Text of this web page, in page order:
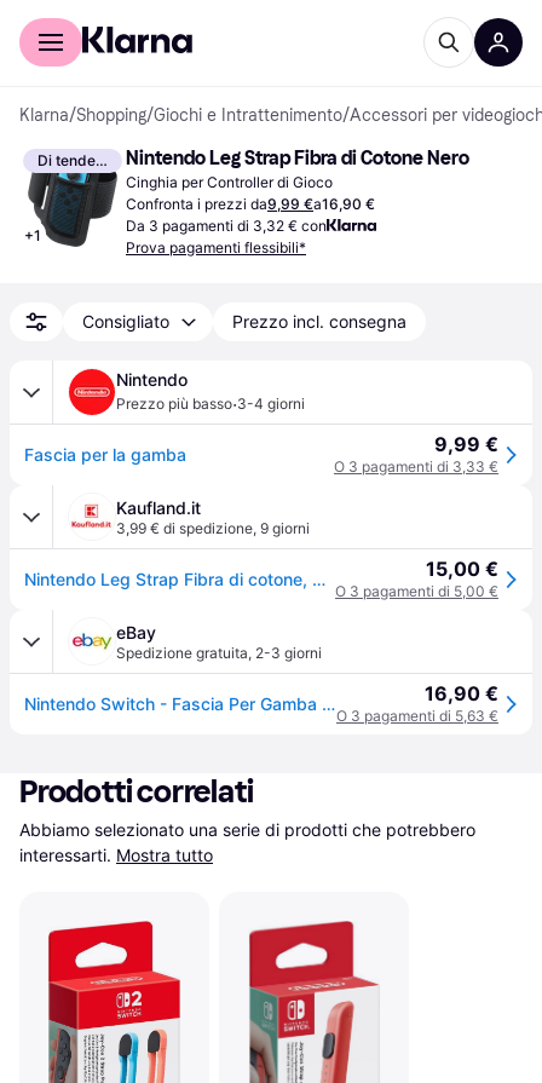
Per il tuo shopping
Klarna/Shopping/Giochi e Intrattenimento/Accessori per
Di tendenza
+1
Nintendo Leg Strap Fibra di Cotone Nero
Cinghia per Controller di Gioco
Confronta i prezzi da9,99 €a16,90 €
Da 3 pagamenti di 3,32 € con
Prova pagamenti flessibili*
Consigliato Prezzo incl. consegna
Nintendo
Prezzo più basso·3-4 giorni
Fascia per la gamba 9,99 €
O 3 pagamenti di 3,33 €
Kaufland.it
3,99 € di spedizione, 9 giorni
Nintendo Leg Strap Fibra di cotone, Spandex, Nylon, Poliestere Nero 15,00 €
O 3 pagamenti di 5,00 €
eBay
Spedizione gratuita, 2-3 giorni
Nintendo Switch - Fascia Per Gamba Adatta A Switch Sports | Ring Fit Adventure 16,90 €
O 3 pagamenti di 5,63 €
Prodotti correlati
Abbiamo selezionato una serie di prodotti che potrebbero
interessarti. Mostra tutto